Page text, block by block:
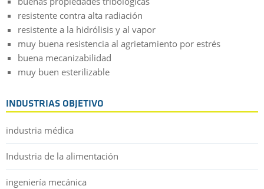
resistente contra alta radiación
resistente a la hidrólisis y al vapor
muy buena resistencia al agrietamiento por estrés
buena mecanizabilidad
muy buen esterilizable
INDUSTRIAS OBJETIVO
industria médica
Industria de la alimentación
ingeniería mecánica